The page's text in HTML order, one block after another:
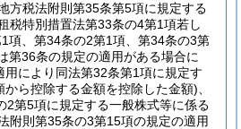
地方税法附則第35条第5項に規定する
税特別措置法第33条の4第1項若し
項、第34条の2第1項、第34条の3第
第36条の規定の適用がある場合に
用により同法第32条第1項に規定す
から控除する金額を控除した金額)
2第5項に規定する一般株式等に係る
附則第35条の3第15項の規定の適用